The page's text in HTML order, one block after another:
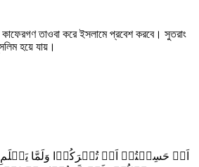
তাওবা করে ইসলামে প্রবেশ করবে। সুতরাং
হয়ে যায়।
اَمۡ حَسِبۡتُمۡ اَنۡ تُتۡرَکُوۡا وَلَمَّا